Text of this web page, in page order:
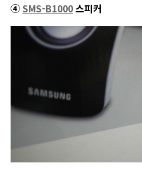
④SMS-B1000스피커